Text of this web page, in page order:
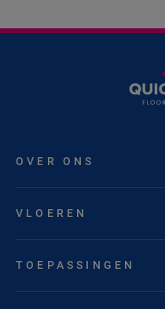
OVER ONS
VLOEREN
TOEPASSINGEN